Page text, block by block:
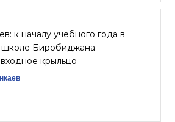
к началу учебного года в
Биробиджана
крыльцо